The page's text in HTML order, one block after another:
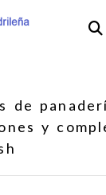
de
y